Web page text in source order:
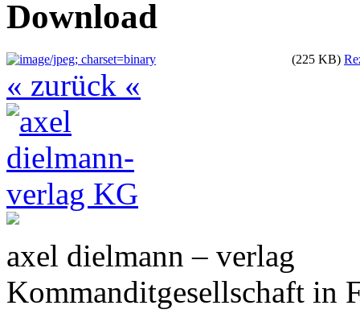
Download
(225 KB)
« zurück «
axel dielmann – verlag
Kommanditgesellschaft in